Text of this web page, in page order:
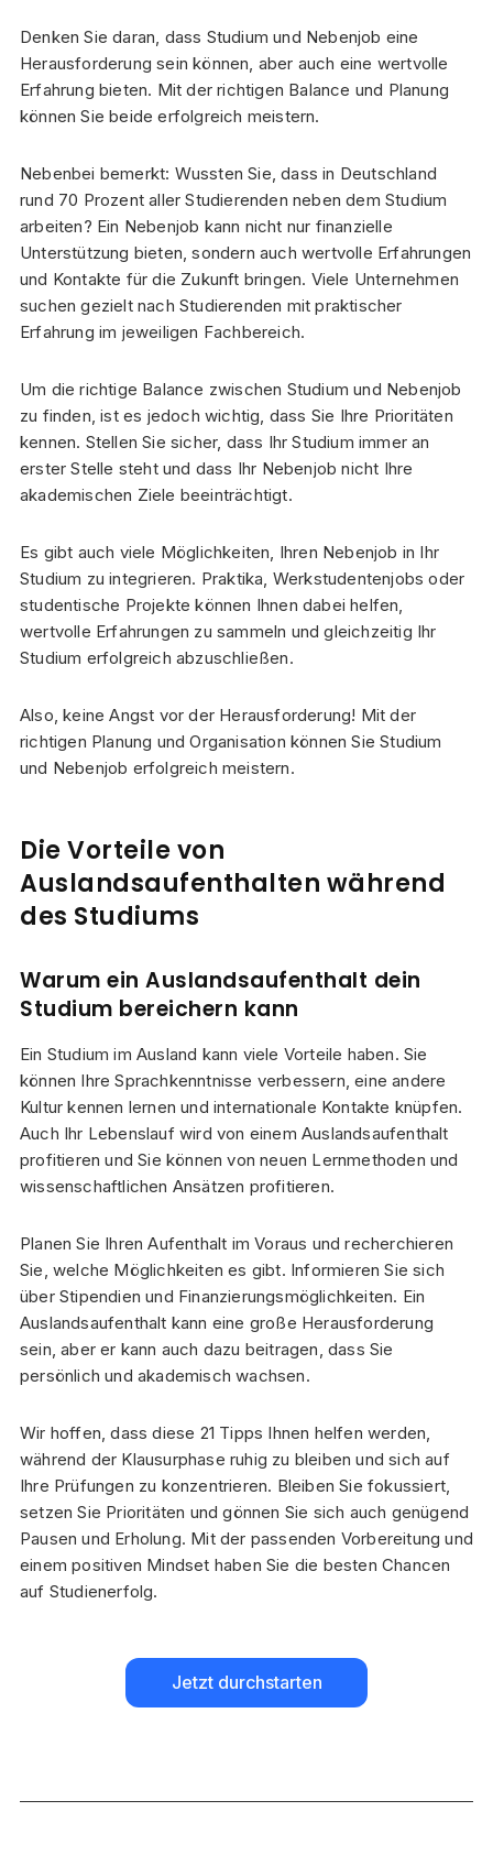
Denken Sie daran, dass Studium und Nebenjob eine
Herausforderung sein können, aber auch eine wertvolle
Erfahrung bieten. Mit der richtigen Balance und Planung
können Sie beide erfolgreich meistern.
Nebenbei bemerkt: Wussten Sie, dass in Deutschland
rund 70 Prozent aller Studierenden neben dem Studium
arbeiten? Ein Nebenjob kann nicht nur finanzielle
Unterstützung bieten, sondern auch wertvolle Erfahrungen
und Kontakte für die Zukunft bringen. Viele Unternehmen
suchen gezielt nach Studierenden mit praktischer
Erfahrung im jeweiligen Fachbereich.
Um die richtige Balance zwischen Studium und Nebenjob
zu finden, ist es jedoch wichtig, dass Sie Ihre Prioritäten
kennen. Stellen Sie sicher, dass Ihr Studium immer an
erster Stelle steht und dass Ihr Nebenjob nicht Ihre
akademischen Ziele beeinträchtigt.
Es gibt auch viele Möglichkeiten, Ihren Nebenjob in Ihr
Studium zu integrieren. Praktika, Werkstudentenjobs oder
studentische Projekte können Ihnen dabei helfen,
wertvolle Erfahrungen zu sammeln und gleichzeitig Ihr
Studium erfolgreich abzuschließen.
Also, keine Angst vor der Herausforderung! Mit der
richtigen Planung und Organisation können Sie Studium
und Nebenjob erfolgreich meistern.
Die Vorteile von
Auslandsaufenthalten während
des Studiums
Warum ein Auslandsaufenthalt dein
Studium bereichern kann
Ein Studium im Ausland kann viele Vorteile haben. Sie
können Ihre Sprachkenntnisse verbessern, eine andere
Kultur kennen lernen und internationale Kontakte knüpfen.
Auch Ihr Lebenslauf wird von einem Auslandsaufenthalt
profitieren und Sie können von neuen Lernmethoden und
wissenschaftlichen Ansätzen profitieren.
Planen Sie Ihren Aufenthalt im Voraus und recherchieren
Sie, welche Möglichkeiten es gibt. Informieren Sie sich
über Stipendien und Finanzierungsmöglichkeiten. Ein
Auslandsaufenthalt kann eine große Herausforderung
sein, aber er kann auch dazu beitragen, dass Sie
persönlich und akademisch wachsen.
Wir hoffen, dass diese 21 Tipps Ihnen helfen werden,
während der Klausurphase ruhig zu bleiben und sich auf
Ihre Prüfungen zu konzentrieren. Bleiben Sie fokussiert,
setzen Sie Prioritäten und gönnen Sie sich auch genügend
Pausen und Erholung. Mit der passenden Vorbereitung und
einem positiven Mindset haben Sie die besten Chancen
auf Studienerfolg.
Jetzt durchstarten